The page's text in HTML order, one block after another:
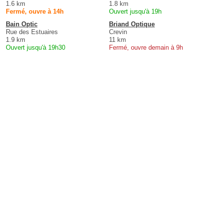
1.6 km
Fermé, ouvre à 14h
1.8 km
Ouvert jusqu'à 19h
Bain Optic
Rue des Estuaires
1.9 km
Ouvert jusqu'à 19h30
Briand Optique
Crevin
11 km
Fermé, ouvre demain à 9h